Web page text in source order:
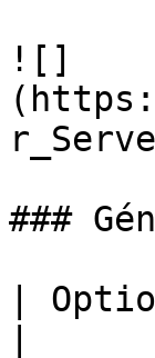
![]
###
|